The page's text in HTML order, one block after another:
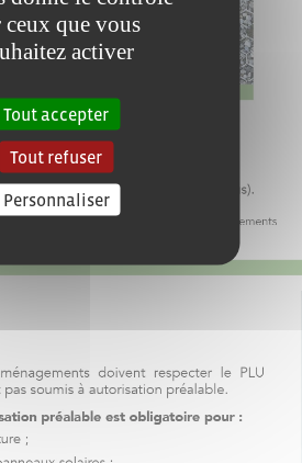
ceux que vous
activer
Tout accepter
Tout refuser
Personnaliser